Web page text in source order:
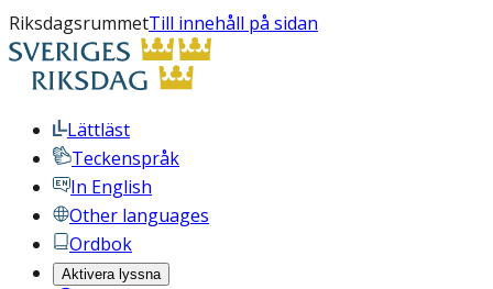
RiksdagsrummetTill innehåll på sidan
Lättläst
Teckenspråk
In English
Other languages
Ordbok
Aktivera lyssna